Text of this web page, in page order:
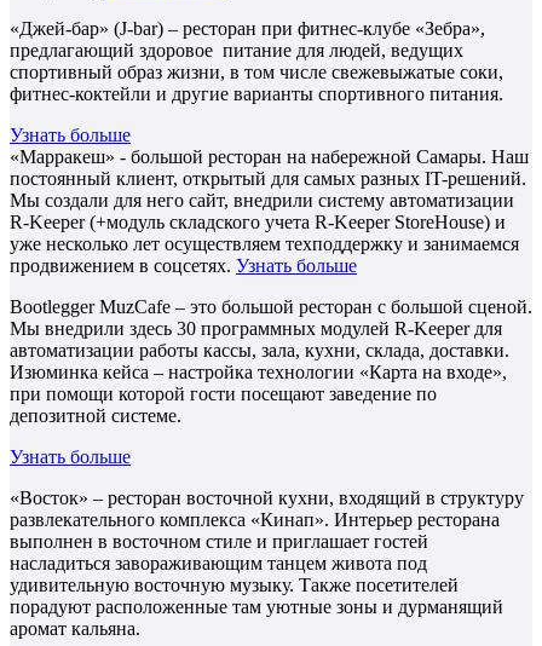
«Джей-бар» (J-bar) – ресторан при фитнес-клубе «Зебра»,
предлагающий здоровое питание для людей, ведущих
спортивный образ жизни, в том числе свежевыжатые соки,
фитнес-коктейли и другие варианты спортивного питания.
Узнать больше
«Марракеш» - большой ресторан на набережной Самары. Наш
постоянный клиент, открытый для самых разных IT-решений.
Мы создали для него сайт, внедрили систему автоматизации
R-Keeper (+модуль складского учета R-Keeper StoreHouse) и
уже несколько лет осуществляем техподдержку и занимаемся
продвижением в соцсетях. Узнать больше
Bootlegger MuzCafe – это большой ресторан с большой сценой.
Мы внедрили здесь 30 программных модулей R-Keeper для
автоматизации работы кассы, зала, кухни, склада, доставки.
Изюминка кейса – настройка технологии «Карта на входе»,
при помощи которой гости посещают заведение по
депозитной системе.
Узнать больше
«Восток» – ресторан восточной кухни, входящий в структуру
развлекательного комплекса «Кинап». Интерьер ресторана
выполнен в восточном стиле и приглашает гостей
насладиться завораживающим танцем живота под
удивительную восточную музыку. Также посетителей
порадуют расположенные там уютные зоны и дурманящий
аромат кальяна.